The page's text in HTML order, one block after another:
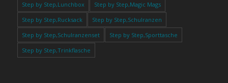
Step by Step,Lunchbox
Step by Step,Magic Mags
Step by Step,Rucksack
Step by Step,Schulranzen
Step by Step,Schulranzenset
Step by Step,Sporttasche
Step by Step,Trinkflasche